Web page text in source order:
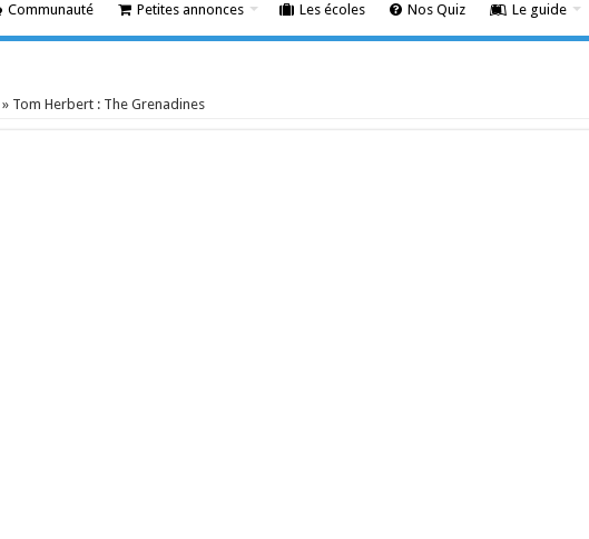
Communauté Petites annonces Les écoles Nos Quiz Le guide
» Tom Herbert : The Grenadines